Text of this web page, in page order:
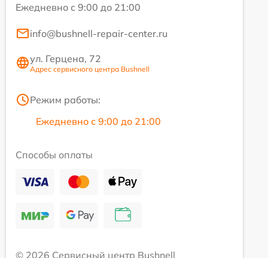
Ежедневно с 9:00 до 21:00
info@bushnell-repair-center.ru
ул. Герцена, 72
Адрес сервисного центра Bushnell
Режим работы:
Ежедневно с 9:00 до 21:00
Способы оплаты
© 2026 Сервисный центр Bushnell